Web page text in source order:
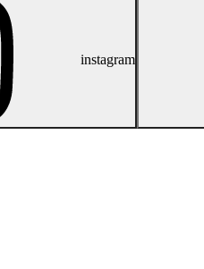
instagram